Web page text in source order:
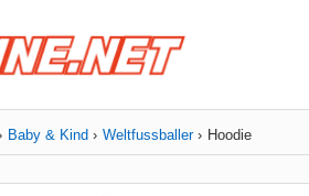
Baby & Kind Weltfussballer Hoodie